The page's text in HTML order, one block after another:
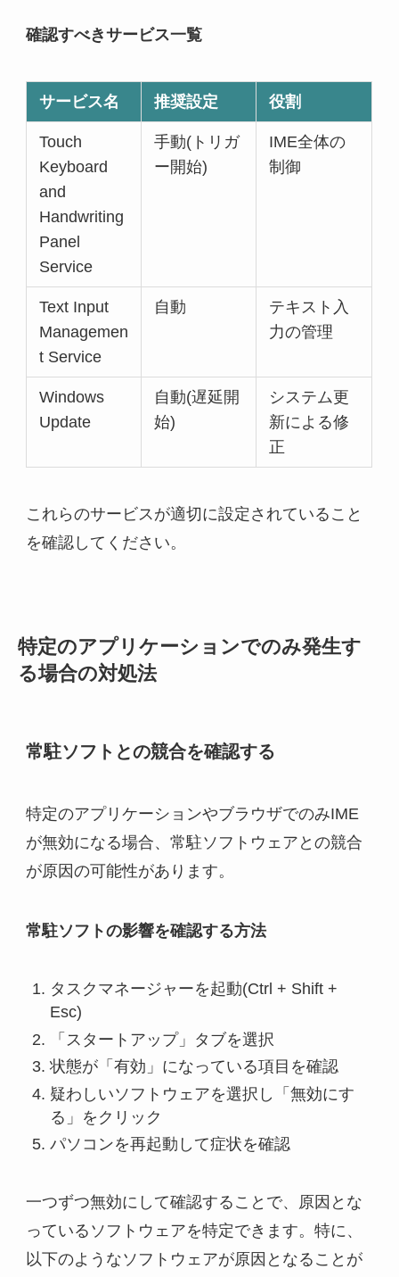
確認すべきサービス一覧
サービス名 推奨設定 役割
Touch
Keyboard
and
Handwriting
Panel
Service
手動(トリガ
ー開始)
IME全体の
制御
Text Input
Managemen
t Service
自動
テキスト入
力の管理
Windows
Update
自動(遅延開
始)
システム更
新による修
正
これらのサービスが適切に設定されていること
を確認してください。
特定のアプリケーションでのみ発生す
る場合の対処法
常駐ソフトとの競合を確認する
特定のアプリケーションやブラウザでのみIME
が無効になる場合、常駐ソフトウェアとの競合
が原因の可能性があります。
常駐ソフトの影響を確認する方法
タスクマネージャーを起動(Ctrl + Shift +
Esc)
「スタートアップ」タブを選択
状態が「有効」になっている項目を確認
疑わしいソフトウェアを選択し「無効にす
る」をクリック
パソコンを再起動して症状を確認
一つずつ無効にして確認することで、原因とな
っているソフトウェアを特定できます。特に、
以下のようなソフトウェアが原因となることが